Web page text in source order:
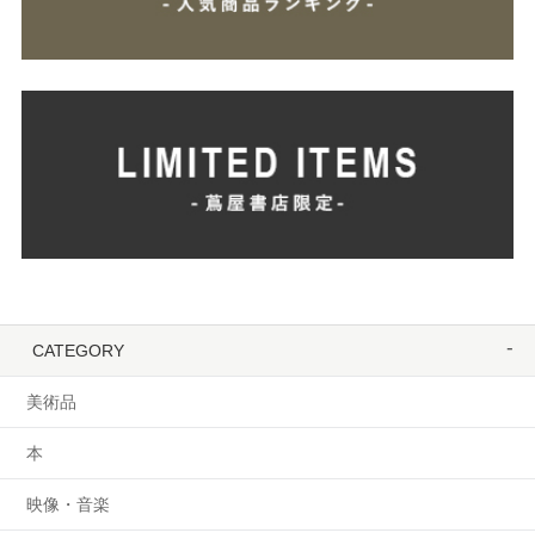
CATEGORY
美術品
本
映像・音楽